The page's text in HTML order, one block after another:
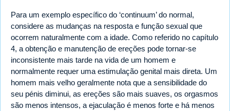
Para um exemplo específico do ‘continuum’ do normal,
considere as mudanças na resposta e função sexual que
ocorrem naturalmente com a idade. Como referido no capítulo
4, a obtenção e manutenção de ereções pode tornar-se
inconsistente mais tarde na vida de um homem e
normalmente requer uma estimulação genital mais direta. Um
homem mais velho geralmente nota que a sensibilidade do
seu pénis diminui, as ereções são mais suaves, os orgasmos
são menos intensos, a ejaculação é menos forte e há menos